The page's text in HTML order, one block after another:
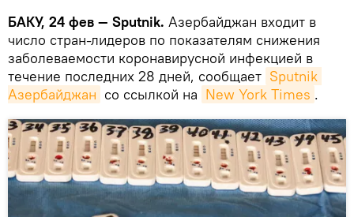
БАКУ, 24 фев — Sputnik. Азербайджан входит в
число стран-лидеров по показателям снижения
заболеваемости коронавирусной инфекцией в
течение последних 28 дней, сообщает Sputnik
Азербайджан со ссылкой на New York Times .